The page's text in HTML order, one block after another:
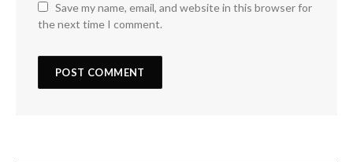
Save my name, email, and website in this browser for
the next time I comment.